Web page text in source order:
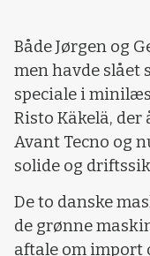
Både Jørgen og
men havde slået
speciale i
Risto Käkelä,
Avant Tecno og
solide og
De to danske
de grønne
aftale om import